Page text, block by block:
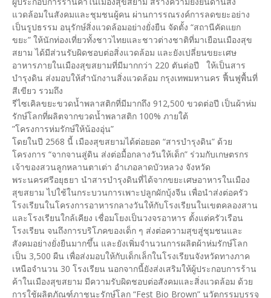
แวดล้อมในสังคมและชุมชนผู้คน ผ่านการรณรงค์การลดขยะอย่าง
เป็นรูปธรรม อนุรักษ์สิ่งแวดล้อมอย่างยั่งยืน จัดตั้ง “สถานีคัดแยก
ขยะ” ให้นักท่องเที่ยวทั้งชาวไทยและชาวต่างชาติที่มาเยือนเมืองสุข
สยาม ได้มีส่วนรับผิดชอบต่อสิ่งแวดล้อม และยังเปลี่ยนขยะเศษ
อาหารภายในเมืองสุขสยามที่มีมากกว่า 220 ตันต่อปี ให้เป็นสาร
บำรุงดิน ส่งมอบให้สำนักงานสิ่งแวดล้อม กรุงเทพมหานคร ฟื้นฟูพื้นที่
สีเขียว รวมถึง
รีไซเคิลขยะขวดน้ำพลาสติกที่มีมากถึง 912,500 ขวดต่อปี เป็นผ้าห่ม
รักษ์โลกที่ผลิตจากขวดน้ำพลาสติก 100% ภายใต้
”โครงการห่มรักษ์ให้น้องอุ่น”
โดยในปี 2568 นี้ เมืองสุขสยามได้ต่อยอด “สารบำรุงดิน” ด้วย
โครงการ “จากจานสู่ดิน ส่งต่อมื้อกลางวันให้เด็ก” ร่วมกับเกษตรกร
เจ้าของสวนลูกหลานตาเต่า อำเภอลาดบัวหลวง จังหวัด
พระนครศรีอยุธยา นำสารบำรุงดินที่ได้จากขยะเศษอาหารในเมือง
สุขสยาม ไปใช้ในกระบวนการเพาะปลูกผักบุ้งจีน เพื่อนำส่งต่อครัว
โรงเรียนในโครงการอาหารกลางวันให้กับโรงเรียนในเขตคลองสาน
และโรงเรียนใกล้เคียง เชื่อมโยงเป็นวงจรอาหาร ตั้งแต่ครัวเรือน
โรงเรียน จนถึงการบริโภคของเด็ก ๆ ส่งต่อความสุขสู่ชุมชนและ
สังคมอย่างยั่งยืนมากขึ้น และยังเพิ่มจำนวนการผลิตผ้าห่มรักษ์โลก
เป็น 3,500 ผืน เพื่อส่งมอบให้กับเด็กเล็กในโรงเรียนจังหวัดทางภาค
เหนือจำนวน 30 โรงเรียน นอกจากนี้ยังส่งเสริมให้ผู้ประกอบการร้าน
ค้าในเมืองสุขสยาม มีความรับผิดชอบต่อสังคมและสิ่งแวดล้อม ด้วย
การใช้ผลิตภัณฑ์ภาชนะรักษ์โลก “Fest Bio Brown” นวัตกรรมบรรจุ